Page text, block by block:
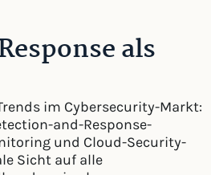
als
im Cybersecurity-Markt:
and-Response-
und Cloud-Security-
Sicht auf alle